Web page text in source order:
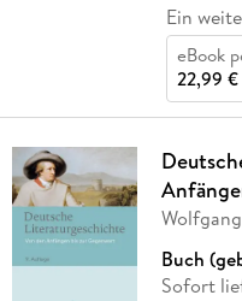
Ein
eBook
22,99 €
Buch
Sofort